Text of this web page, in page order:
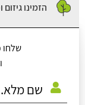
הזמינו
שלחו